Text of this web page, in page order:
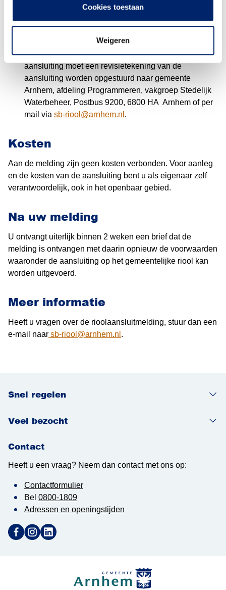
Cookies toestaan
Weigeren
Voor het hebben van een rioolaansluiting op het
hiervoor artikel 4.3.2 derde lid van deAlgemene
Plaatselijke Verordening (APV)
Binnen 3 weken na het maken of wijzigen van een
aansluiting moet een revisietekening van de
aansluiting worden opgestuurd naar gemeente
Arnhem, afdeling Programmeren, vakgroep Stedelijk
Waterbeheer, Postbus 9200, 6800 HA Arnhem of per
mail via sb-riool@arnhem.nl .
Kosten
Aan de melding zijn geen kosten verbonden. Voor aanleg
en de kosten van de aansluiting bent u als eigenaar zelf
verantwoordelijk, ook in het openbaar gebied.
Na uw melding
U ontvangt uiterlijk binnen 2 weken een brief dat de
melding is ontvangen met daarin opnieuw de voorwaarden
waaronder de aansluiting op het gemeentelijke riool kan
worden uitgevoerd.
Meer informatie
Heeft u vragen over de rioolaansluitmelding, stuur dan een
e-mail naar sb-riool@arnhem.nl .
Snel regelen
Veel bezocht
Contact
Heeft u een vraag? Neem dan contact met ons op:
Contactformulier
Bel 0800-1809
Adressen en openingstijden